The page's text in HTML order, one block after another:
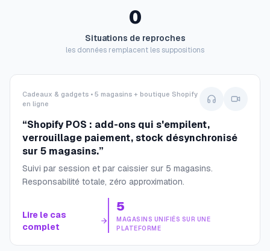
0
Situations de reproches
les données remplacent les suppositions
Cadeaux & gadgets • 5 magasins + boutique Shopify
en ligne
“Shopify POS : add-ons qui s'empilent,
verrouillage paiement, stock désynchronisé
sur 5 magasins.”
Suivi par session et par caissier sur 5 magasins.
Responsabilité totale, zéro approximation.
Lire le cas
complet
5
MAGASINS UNIFIÉS SUR UNE
PLATEFORME